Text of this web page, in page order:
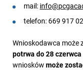
mail:
telefon: 669 917
Wnioskodawca może
potrwa do 28czerwca
wniosków może